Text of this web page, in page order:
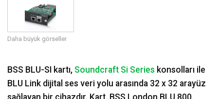
Daha büyük görseller
BSS BLU-SI kartı, Soundcraft Si Series konsolları ile
BLU Link dijital ses veri yolu arasında 32 x 32 arayüz